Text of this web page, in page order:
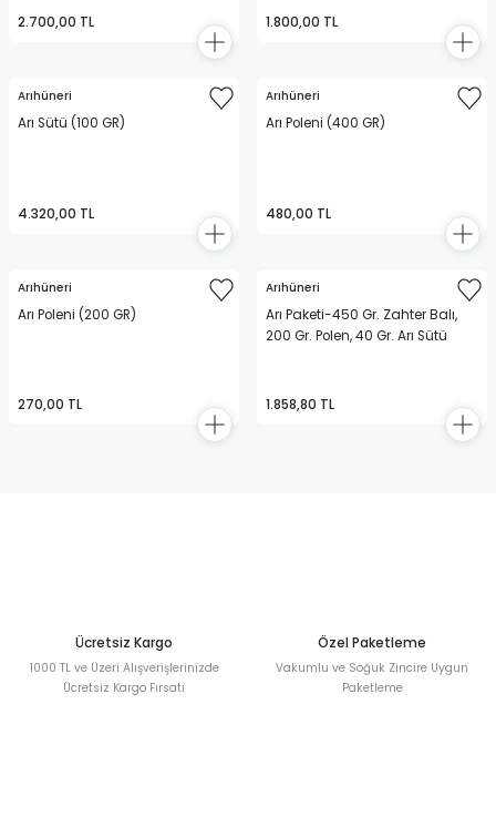
2.700,00 TL 1.800,00 TL
Arıhüneri
Arı Sütü (100 GR)
4.320,00 TL
Arıhüneri
Arı Poleni (400 GR)
480,00 TL
Arıhüneri
Arı Poleni (200 GR)
270,00 TL
Arıhüneri
Arı Paketi-450 Gr. Zahter Balı,
200 Gr. Polen, 40 Gr. Arı Sütü
1.858,80 TL
Ücretsiz Kargo
1000 TL ve Üzeri Alışverişlerinizde
Ücretsiz Kargo Fırsatı
Özel Paketleme
Vakumlu ve Soğuk Zincire Uygun
Paketleme